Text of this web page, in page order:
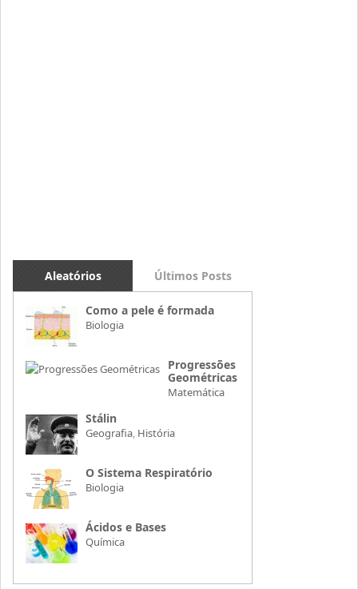
Aleatórios Últimos Posts
Como a pele é formada
Biologia
Progressões
Geométricas
Matemática
Stálin
Geografia História
O Sistema Respiratório
Biologia
Ácidos e Bases
Química